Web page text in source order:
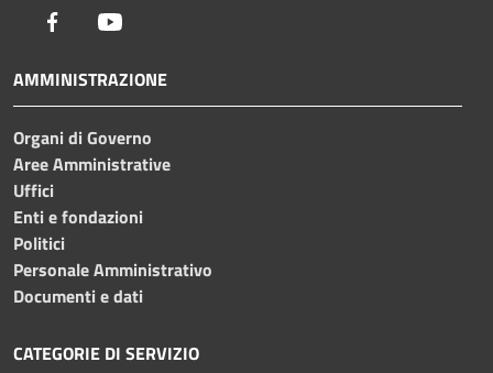
Facebook
AMMINISTRAZIONE
Organi di Governo
Aree Amministrative
Uffici
Enti e fondazioni
Politici
Personale Amministrativo
Documenti e dati
CATEGORIE DI SERVIZIO